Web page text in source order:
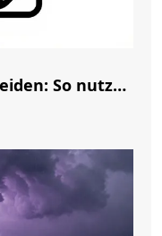
So nutzen